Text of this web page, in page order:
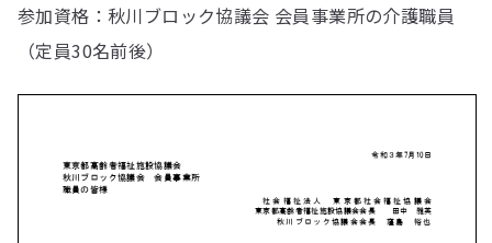
参加資格：秋川ブロック協議会 会員事業所の介護職員
（定員30名前後）